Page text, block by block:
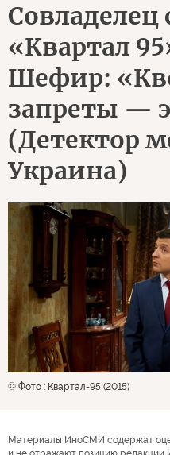
Совладелец
«Квартал
Шефир:
запреты —
(Детектор
Украина)
© Фото : Квартал-95 (2015)
Материалы ИноСМИ содержат